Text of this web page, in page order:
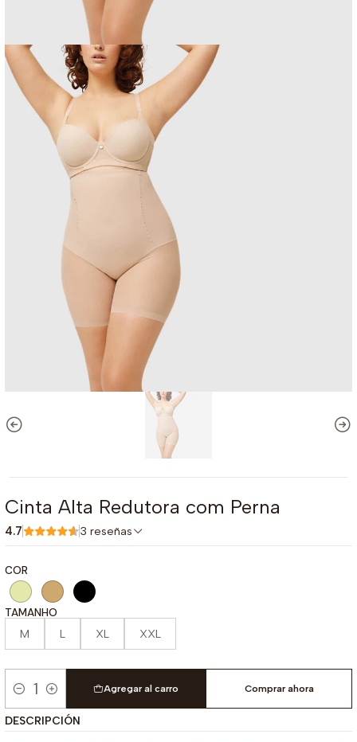
Cinta Alta Redutora com Perna
4.7 3 reseñas
COR
TAMANHO
M L XL XXL
Cantidad
Agregar al carro Comprar ahora
DESCRIPCIÓN